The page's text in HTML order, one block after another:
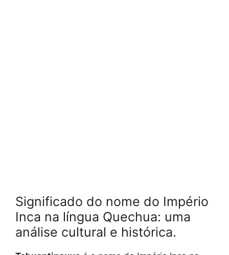
Significado do nome do Império
Inca na língua Quechua: uma
análise cultural e histórica.